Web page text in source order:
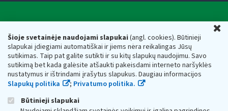
Šioje svetainėje naudojami slapukai(angl. cookies). Būtinieji
slapukai įdiegiami automatiškai ir jiems nėra reikalingas Jūsų
sutikimas. Taip pat galite sutikti ir su kitų slapukų naudojimu. Savo
sutikimą bet kada galėsite atšaukti pakeisdami interneto naršyklės
nustatymus ir ištrindami įrašytus slapukus. Daugiau informacijos
Slapukų politika
; Privatumo politika.
Būtinieji slapukai
Respublikos finansų ministerijos
Biudžetinė įstaiga. Juridinio asmens kodas — 188659752,
adresas: Vasario 16-osios g. 14, 01107 Vilnius, Lietuva, el.paštas:
vmi@vmi.lt, E. pristatymo dėžutės adresas 188659752
Duomenys apie Valstybinę mokesčių inspekciją prie Lietuvos
Respublikos finansų ministerijos kaupiami ir saugomi Juridinių